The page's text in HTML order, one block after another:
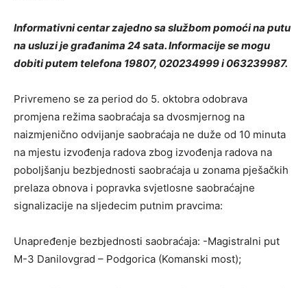
Informativni centar zajedno sa službom pomoći na putu
na usluzi je građanima 24 sata. Informacije se mogu
dobiti putem telefona 19807, 020234999 i 063239987.
Privremeno se za period do 5. oktobra odobrava
promjena režima saobraćaja sa dvosmjernog na
naizmjenično odvijanje saobraćaja ne duže od 10 minuta
na mjestu izvođenja radova zbog izvođenja radova na
poboljšanju bezbjednosti saobraćaja u zonama pješačkih
prelaza obnova i popravka svjetlosne saobraćajne
signalizacije na sljedecim putnim pravcima:
Unapređenje bezbjednosti saobraćaja: -Magistralni put
M-3 Danilovgrad – Podgorica (Komanski most);